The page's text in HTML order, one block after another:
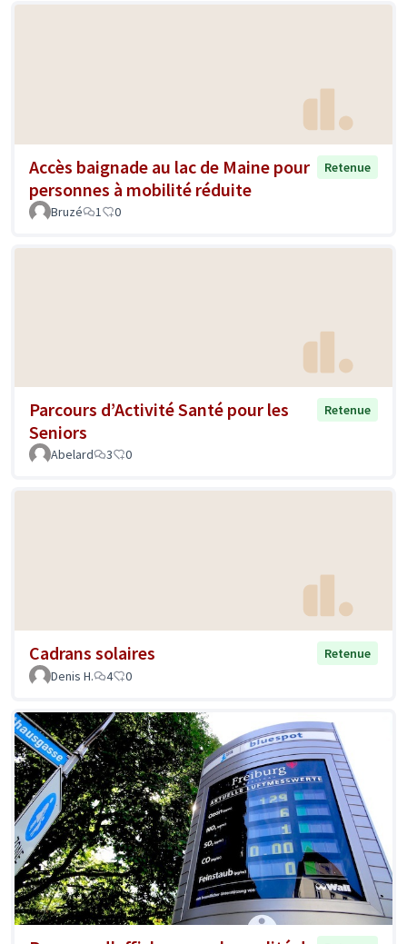
Accès baignade au lac de Maine pour
personnes à mobilité réduite
Retenue
Bruzé 1 0
Parcours d’Activité Santé pour les
Seniors
Retenue
Abelard 3 0
Cadrans solaires
Retenue
Denis H.
4 0